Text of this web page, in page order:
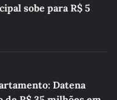
sobe para R$ 5
Datena